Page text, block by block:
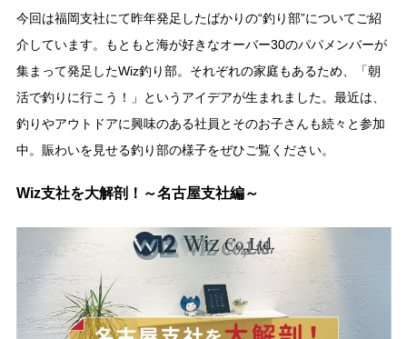
今回は福岡支社にて昨年発足したばかりの“釣り部”についてご紹
介しています。もともと海が好きなオーバー30のパパメンバーが
集まって発足したWiz釣り部。それぞれの家庭もあるため、「朝
活で釣りに行こう！」というアイデアが生まれました。最近は、
釣りやアウトドアに興味のある社員とそのお子さんも続々と参加
中。賑わいを見せる釣り部の様子をぜひご覧ください。
Wiz支社を大解剖！～名古屋支社編～